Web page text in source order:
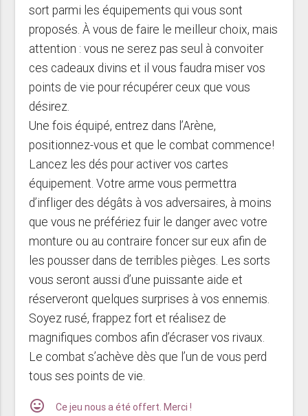
sort parmi les équipements qui vous sont
proposés. À vous de faire le meilleur choix, mais
attention : vous ne serez pas seul à convoiter
ces cadeaux divins et il vous faudra miser vos
points de vie pour récupérer ceux que vous
désirez.
Une fois équipé, entrez dans l’Arène,
positionnez-vous et que le combat commence!
Lancez les dés pour activer vos cartes
équipement. Votre arme vous permettra
d’infliger des dégâts à vos adversaires, à moins
que vous ne préfériez fuir le danger avec votre
monture ou au contraire foncer sur eux afin de
les pousser dans de terribles pièges. Les sorts
vous seront aussi d’une puissante aide et
réserveront quelques surprises à vos ennemis.
Soyez rusé, frappez fort et réalisez de
magnifiques combos afin d’écraser vos rivaux.
Le combat s’achève dès que l’un de vous perd
tous ses points de vie.
mood Ce jeu nous a été offert. Merci !